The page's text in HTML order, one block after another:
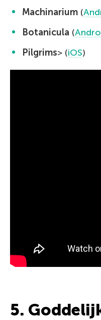
Machinarium (
Botanicula (
Pilgrims> (iOS)
5.